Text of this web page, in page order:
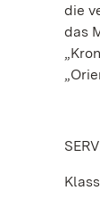
die
das